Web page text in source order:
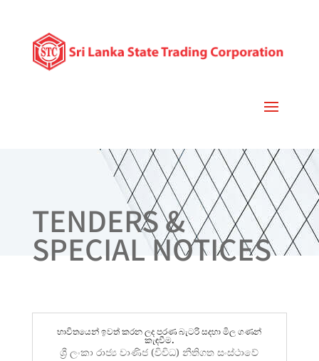
TENDERS &
SPECIAL NOTICES
භාවිතයෙන් ඉවත් කරන ලද පරණ බැටරි සදහා මිල ගණන්
කැඳවීම.
ශ්‍රී ලංකා රාජ්‍ය වාණිජ (විවිධ) නීතිගත සංස්ථාවේ